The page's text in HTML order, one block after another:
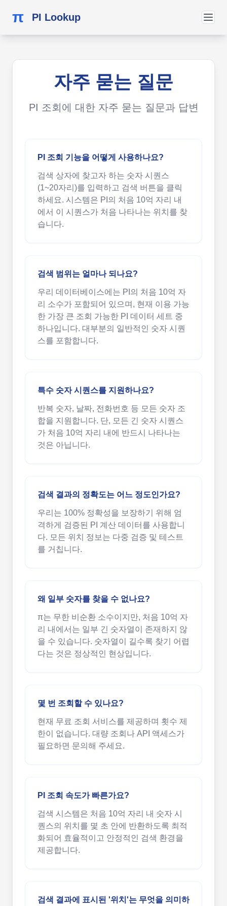
π PI Lookup
자주 묻는 질문
PI 조회에 대한 자주 묻는 질문과 답변
PI 조회 기능을 어떻게 사용하나요?
검색 상자에 찾고자 하는 숫자 시퀀스
(1~20자리)를 입력하고 검색 버튼을 클릭
하세요. 시스템은 PI의 처음 10억 자리 내
에서 이 시퀀스가 처음 나타나는 위치를 찾
습니다.
검색 범위는 얼마나 되나요?
우리 데이터베이스에는 PI의 처음 10억 자
리 소수가 포함되어 있으며, 현재 이용 가능
한 가장 큰 조회 가능한 PI 데이터 세트 중
하나입니다. 대부분의 일반적인 숫자 시퀀
스를 포함합니다.
특수 숫자 시퀀스를 지원하나요?
반복 숫자, 날짜, 전화번호 등 모든 숫자 조
합을 지원합니다. 단, 모든 긴 숫자 시퀀스
가 처음 10억 자리 내에 반드시 나타나는
것은 아닙니다.
검색 결과의 정확도는 어느 정도인가요?
우리는 100% 정확성을 보장하기 위해 엄
격하게 검증된 PI 계산 데이터를 사용합니
다. 모든 위치 정보는 다중 검증 및 테스트
를 거칩니다.
왜 일부 숫자를 찾을 수 없나요?
π는 무한 비순환 소수이지만, 처음 10억 자
리 내에서는 일부 긴 숫자열이 존재하지 않
을 수 있습니다. 숫자열이 길수록 찾기 어렵
다는 것은 정상적인 현상입니다.
몇 번 조회할 수 있나요?
현재 무료 조회 서비스를 제공하며 횟수 제
한이 없습니다. 대량 조회나 API 액세스가
필요하면 문의해 주세요.
PI 조회 속도가 빠른가요?
검색 시스템은 처음 10억 자리 내 숫자 시
퀀스의 위치를 몇 초 안에 반환하도록 최적
화되어 효율적이고 안정적인 검색 환경을
제공합니다.
검색 결과에 표시된 '위치'는 무엇을 의미하